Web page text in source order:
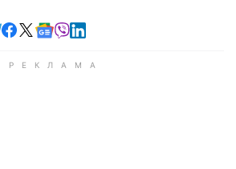
Читайте у Telegram
Читайте у Facebook
Читайте у X
Читайте у Google news
Читайте у Viber
Читайте у LinkedIn